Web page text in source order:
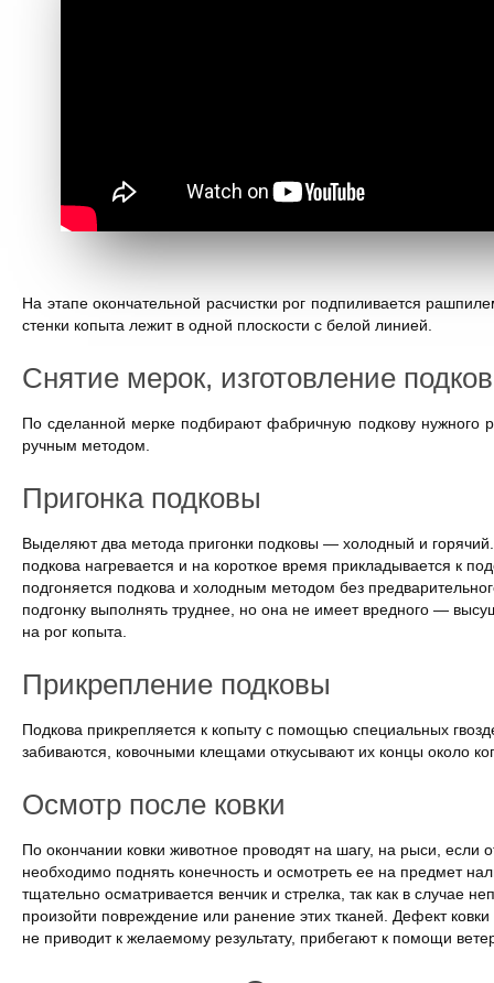
На этапе окончательной расчистки рог подпиливается
стенки копыта лежит в одной плоскости с белой линией.
Снятие мерок, изготовление
По сделанной мерке подбирают фабричную подкову нужного
ручным методом.
Пригонка подковы
Выделяют два метода пригонки подковы — холодный и
подкова нагревается и на короткое время прикладывается к
подгоняется подкова и холодным методом без
подгонку выполнять труднее, но она не имеет вредного —
на рог копыта.
Прикрепление подковы
Подкова прикрепляется к копыту с помощью специальных
забиваются, ковочными клещами откусывают их концы около
Осмотр после ковки
По окончании ковки животное проводят на шагу, на рыси, если
необходимо поднять конечность и осмотреть ее на предмет
тщательно осматривается венчик и стрелка, так как в случае
произойти повреждение или ранение этих тканей. Дефект
не приводит к желаемому результату, прибегают к помощи